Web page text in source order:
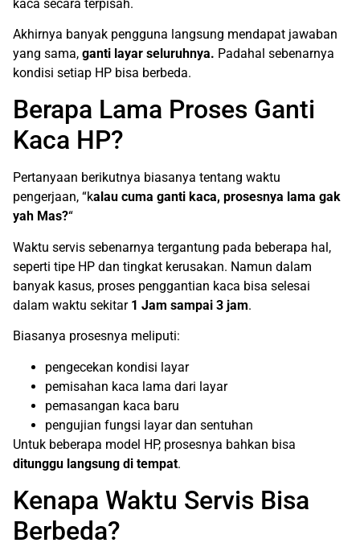
kaca secara terpisah.
Akhirnya banyak pengguna langsung mendapat jawaban
yang sama, ganti layar seluruhnya. Padahal sebenarnya
kondisi setiap HP bisa berbeda.
Berapa Lama Proses Ganti
Kaca HP?
Pertanyaan berikutnya biasanya tentang waktu
pengerjaan, “kalau cuma ganti kaca, prosesnya lama gak
yah Mas?“
Waktu servis sebenarnya tergantung pada beberapa hal,
seperti tipe HP dan tingkat kerusakan. Namun dalam
banyak kasus, proses penggantian kaca bisa selesai
dalam waktu sekitar 1 Jam sampai 3 jam.
Biasanya prosesnya meliputi:
pengecekan kondisi layar
pemisahan kaca lama dari layar
pemasangan kaca baru
pengujian fungsi layar dan sentuhan
Untuk beberapa model HP, prosesnya bahkan bisa
ditunggu langsung di tempat.
Kenapa Waktu Servis Bisa
Berbeda?